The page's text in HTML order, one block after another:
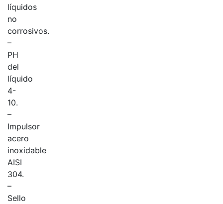
líquidos
no
corrosivos.
–
PH
del
líquido
4-
10.
–
Impulsor
acero
inoxidable
AISI
304.
–
Sello